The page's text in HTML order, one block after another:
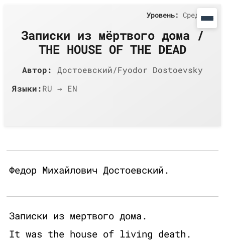
Записки из мёртвого дома /
THE HOUSE OF THE DEAD
Автор:
Достоевский/Fyodor Dostoevsky
Языки:RU → EN
Уровень: Средний
Федор Михайлович Достоевский.
Записки из мертвого дома.
It was the house of living death.